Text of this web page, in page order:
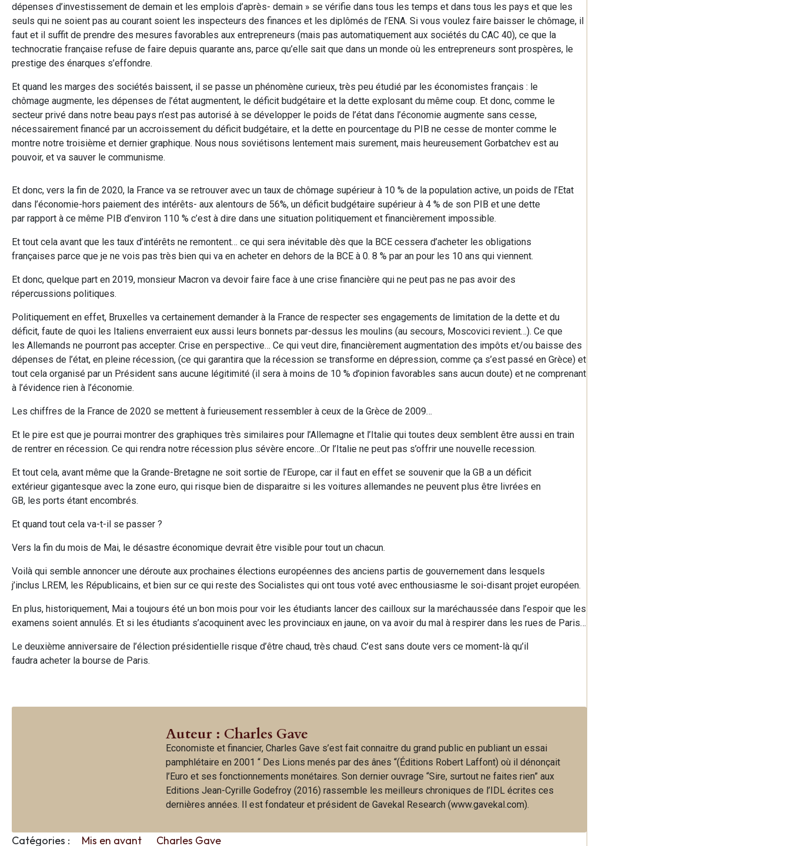
dépenses d’investissement de demain et les emplois d’après- demain » se vérifie dans tous les temps et dans tous les pays et que les
seuls qui ne soient pas au courant soient les inspecteurs des finances et les diplômés de l’ENA. Si vous voulez faire baisser le chômage, il
faut et il suffit de prendre des mesures favorables aux entrepreneurs (mais pas automatiquement aux sociétés du CAC 40), ce que la
technocratie française refuse de faire depuis quarante ans, parce qu’elle sait que dans un monde où les entrepreneurs sont prospères, le
prestige des énarques s’effondre.
Et quand les marges des sociétés baissent, il se passe un phénomène curieux, très peu étudié par les économistes français : le
chômage augmente, les dépenses de l’état augmentent, le déficit budgétaire et la dette explosant du même coup. Et donc, comme le
secteur privé dans notre beau pays n’est pas autorisé à se développer le poids de l’état dans l’économie augmente sans cesse,
nécessairement financé par un accroissement du déficit budgétaire, et la dette en pourcentage du PIB ne cesse de monter comme le
montre notre troisième et dernier graphique. Nous nous soviétisons lentement mais surement, mais heureusement Gorbatchev est au
pouvoir, et va sauver le communisme.
Et donc, vers la fin de 2020, la France va se retrouver avec un taux de chômage supérieur à 10 % de la population active, un poids de l’Etat
dans l’économie-hors paiement des intérêts- aux alentours de 56%, un déficit budgétaire supérieur à 4 % de son PIB et une dette
par rapport à ce même PIB d’environ 110 % c’est à dire dans une situation politiquement et financièrement impossible.
Et tout cela avant que les taux d’intérêts ne remontent… ce qui sera inévitable dès que la BCE cessera d’acheter les obligations
françaises parce que je ne vois pas très bien qui va en acheter en dehors de la BCE à 0. 8 % par an pour les 10 ans qui viennent.
Et donc, quelque part en 2019, monsieur Macron va devoir faire face à une crise financière qui ne peut pas ne pas avoir des
répercussions politiques.
Politiquement en effet, Bruxelles va certainement demander à la France de respecter ses engagements de limitation de la dette et du
déficit, faute de quoi les Italiens enverraient eux aussi leurs bonnets par-dessus les moulins (au secours, Moscovici revient…). Ce que
les Allemands ne pourront pas accepter. Crise en perspective… Ce qui veut dire, financièrement augmentation des impôts et/ou baisse des
dépenses de l’état, en pleine récession, (ce qui garantira que la récession se transforme en dépression, comme ça s’est passé en Grèce) et
tout cela organisé par un Président sans aucune légitimité (il sera à moins de 10 % d’opinion favorables sans aucun doute) et ne comprenant
à l’évidence rien à l’économie.
Les chiffres de la France de 2020 se mettent à furieusement ressembler à ceux de la Grèce de 2009…
Et le pire est que je pourrai montrer des graphiques très similaires pour l’Allemagne et l’Italie qui toutes deux semblent être aussi en train
de rentrer en récession. Ce qui rendra notre récession plus sévère encore…Or l’Italie ne peut pas s’offrir une nouvelle recession.
Et tout cela, avant même que la Grande-Bretagne ne soit sortie de l’Europe, car il faut en effet se souvenir que la GB a un déficit
extérieur gigantesque avec la zone euro, qui risque bien de disparaitre si les voitures allemandes ne peuvent plus être livrées en
GB, les ports étant encombrés.
Et quand tout cela va-t-il se passer ?
Vers la fin du mois de Mai, le désastre économique devrait être visible pour tout un chacun.
Voilà qui semble annoncer une déroute aux prochaines élections européennes des anciens partis de gouvernement dans lesquels
j’inclus LREM, les Républicains, et bien sur ce qui reste des Socialistes qui ont tous voté avec enthousiasme le soi-disant projet européen.
En plus, historiquement, Mai a toujours été un bon mois pour voir les étudiants lancer des cailloux sur la maréchaussée dans l’espoir que les
examens soient annulés. Et si les étudiants s’acoquinent avec les provinciaux en jaune, on va avoir du mal à respirer dans les rues de Paris…
Le deuxième anniversaire de l’élection présidentielle risque d’être chaud, très chaud. C’est sans doute vers ce moment-là qu’il
faudra acheter la bourse de Paris.
Auteur : Charles Gave
Economiste et financier, Charles Gave s’est fait connaitre du grand public en publiant un essai
pamphlétaire en 2001 “ Des Lions menés par des ânes “(Éditions Robert Laffont) où il dénonçait
l’Euro et ses fonctionnements monétaires. Son dernier ouvrage “Sire, surtout ne faites rien” aux
Editions Jean-Cyrille Godefroy (2016) rassemble les meilleurs chroniques de l’IDL écrites ces
dernières années. Il est fondateur et président de Gavekal Research (www.gavekal.com).
Catégories : Mis en avant Charles Gave